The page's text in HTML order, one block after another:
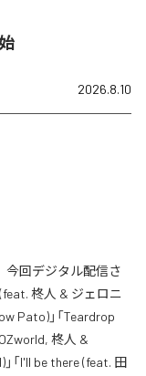
2026.8.10
今回デジタル配信さ
柊人 & ジェロニ
Pato)」「Teardrop
OZworld, 柊人 &
」「I'll be there (feat. 田